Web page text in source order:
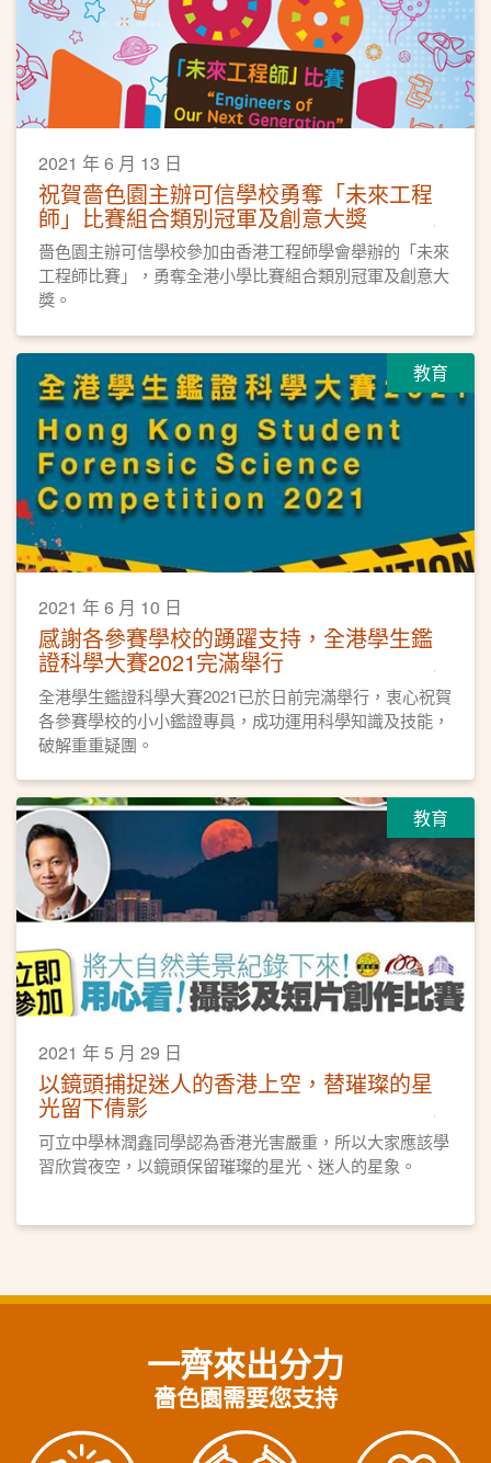
2021 年 6 月 13 日
祝賀嗇色園主辦可信學校勇奪「未來工程
師」比賽組合類別冠軍及創意大獎
嗇色園主辦可信學校參加由香港工程師學會舉辦的「未來
工程師比賽」，勇奪全港小學比賽組合類別冠軍及創意大
獎。
教育
2021 年 6 月 10 日
感謝各參賽學校的踴躍支持，全港學生鑑
證科學大賽2021完滿舉行
全港學生鑑證科學大賽2021已於日前完滿舉行，衷心祝賀
各參賽學校的小小鑑證專員，成功運用科學知識及技能，
破解重重疑團。
教育
2021 年 5 月 29 日
以鏡頭捕捉迷人的香港上空，替璀璨的星
光留下倩影
可立中學林潤鑫同學認為香港光害嚴重，所以大家應該學
習欣賞夜空，以鏡頭保留璀璨的星光、迷人的星象。
一齊來出分力
嗇色園需要您支持